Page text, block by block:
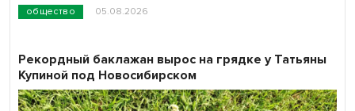
общество 05.08.2026
Рекордный баклажан вырос на грядке у Татьяны
Купиной под Новосибирском